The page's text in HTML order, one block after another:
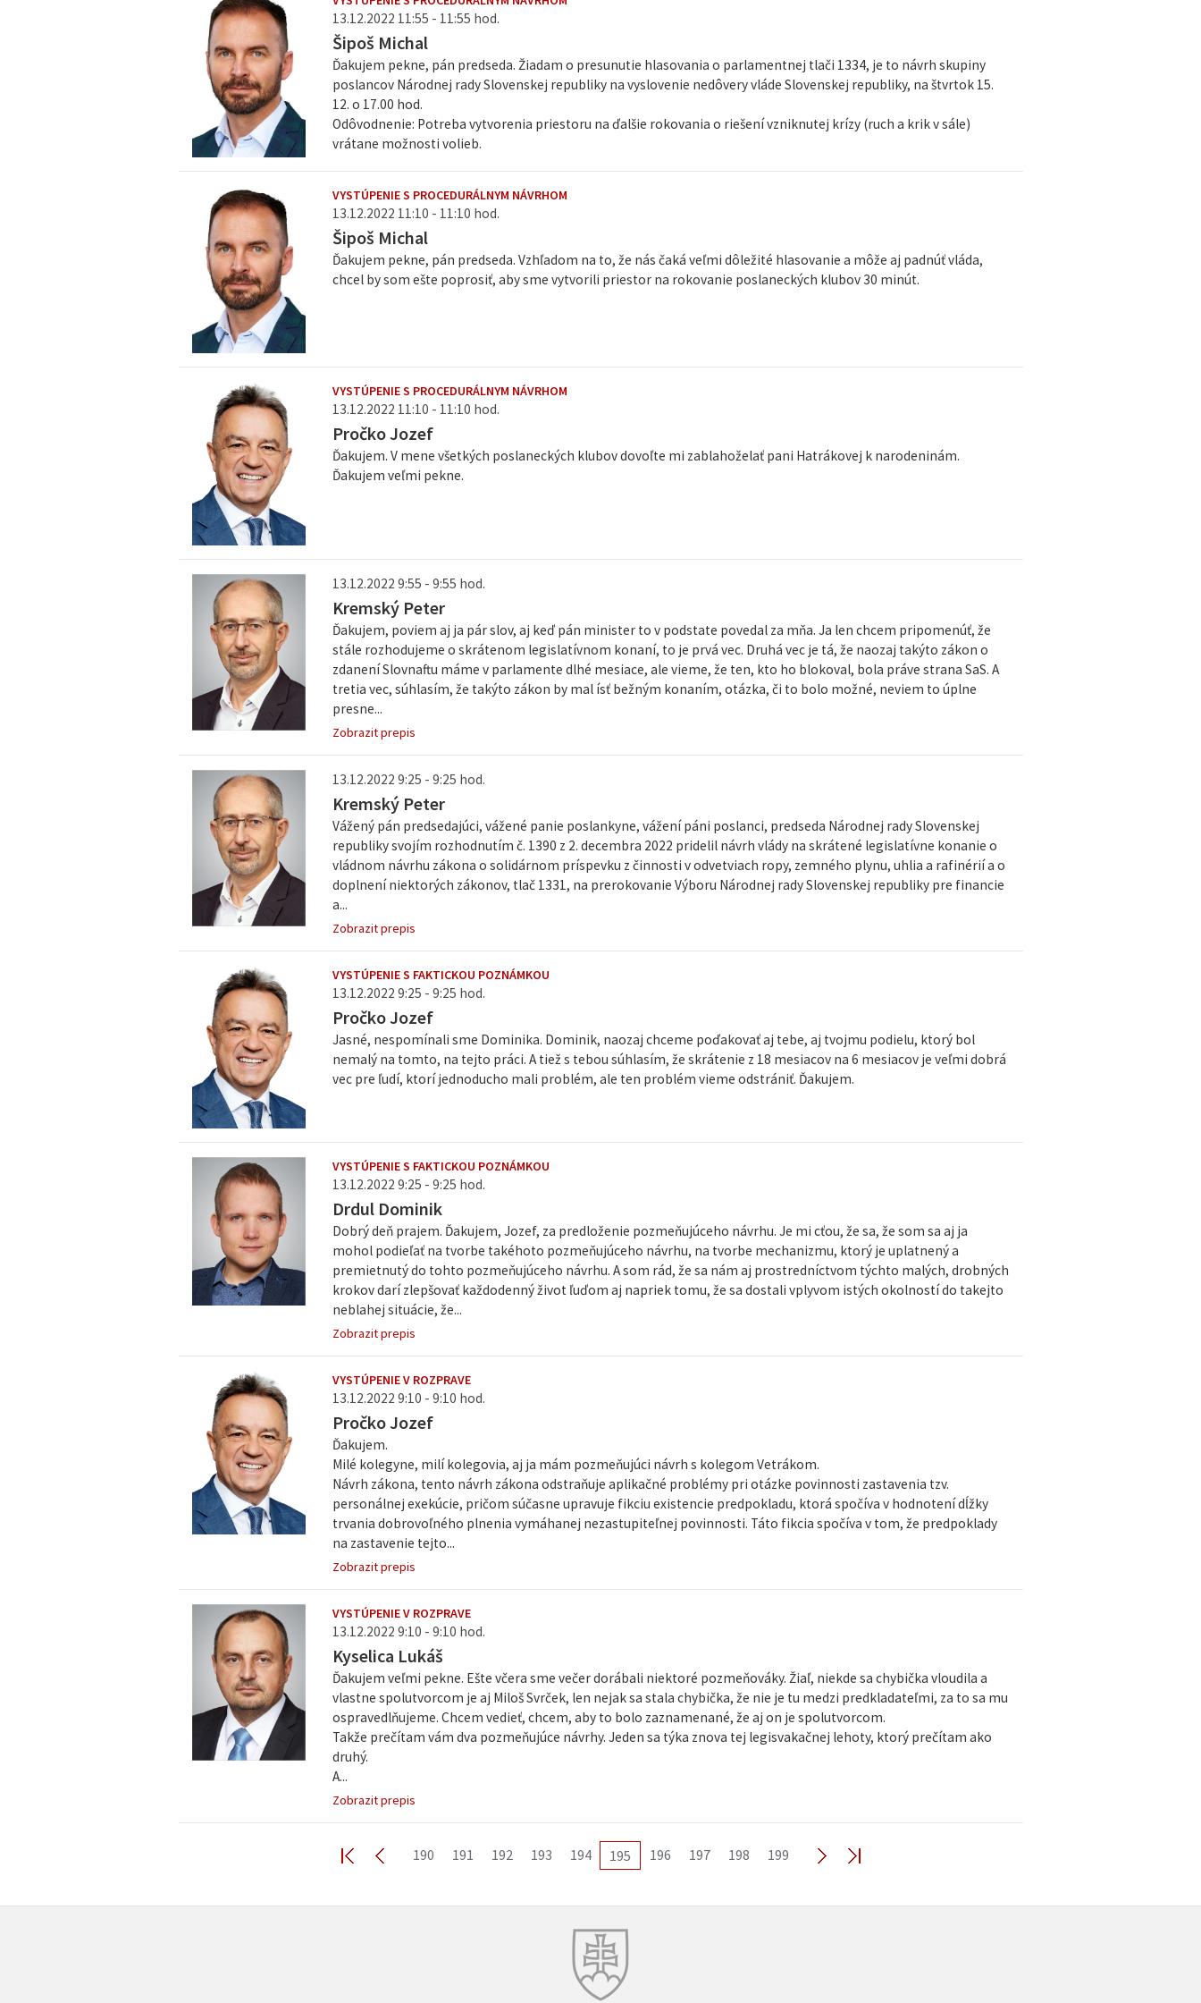
13.12.2022 11:55 - 11:55 hod.
Šipoš Michal
Ďakujem pekne, pán predseda. Žiadam o presunutie hlasovania o parlamentnej tlači 1334, je to návrh skupiny
poslancov Národnej rady Slovenskej republiky na vyslovenie nedôvery vláde Slovenskej republiky, na štvrtok 15.
12. o 17.00 hod.
Odôvodnenie: Potreba vytvorenia priestoru na ďalšie rokovania o riešení vzniknutej krízy (ruch a krik v sále)
vrátane možnosti volieb.
VYSTÚPENIE S PROCEDURÁLNYM NÁVRHOM
13.12.2022 11:10 - 11:10 hod.
Šipoš Michal
Ďakujem pekne, pán predseda. Vzhľadom na to, že nás čaká veľmi dôležité hlasovanie a môže aj padnúť vláda,
chcel by som ešte poprosiť, aby sme vytvorili priestor na rokovanie poslaneckých klubov 30 minút.
VYSTÚPENIE S PROCEDURÁLNYM NÁVRHOM
13.12.2022 11:10 - 11:10 hod.
Pročko Jozef
Ďakujem. V mene všetkých poslaneckých klubov dovoľte mi zablahoželať pani Hatrákovej k narodeninám.
Ďakujem veľmi pekne.
13.12.2022 9:55 - 9:55 hod.
Kremský Peter
Ďakujem, poviem aj ja pár slov, aj keď pán minister to v podstate povedal za mňa. Ja len chcem pripomenúť, že
stále rozhodujeme o skrátenom legislatívnom konaní, to je prvá vec. Druhá vec je tá, že naozaj takýto zákon o
zdanení Slovnaftu máme v parlamente dlhé mesiace, ale vieme, že ten, kto ho blokoval, bola práve strana SaS. A
tretia vec, súhlasím, že takýto zákon by mal ísť bežným konaním, otázka, či to bolo možné, neviem to úplne
presne...
Zobrazit prepis
13.12.2022 9:25 - 9:25 hod.
Kremský Peter
Vážený pán predsedajúci, vážené panie poslankyne, vážení páni poslanci, predseda Národnej rady Slovenskej
republiky svojím rozhodnutím č. 1390 z 2. decembra 2022 pridelil návrh vlády na skrátené legislatívne konanie o
vládnom návrhu zákona o solidárnom príspevku z činnosti v odvetviach ropy, zemného plynu, uhlia a rafinérií a o
doplnení niektorých zákonov, tlač 1331, na prerokovanie Výboru Národnej rady Slovenskej republiky pre financie
a...
Zobrazit prepis
VYSTÚPENIE S FAKTICKOU POZNÁMKOU
13.12.2022 9:25 - 9:25 hod.
Pročko Jozef
Jasné, nespomínali sme Dominika. Dominik, naozaj chceme poďakovať aj tebe, aj tvojmu podielu, ktorý bol
nemalý na tomto, na tejto práci. A tiež s tebou súhlasím, že skrátenie z 18 mesiacov na 6 mesiacov je veľmi dobrá
vec pre ľudí, ktorí jednoducho mali problém, ale ten problém vieme odstrániť. Ďakujem.
VYSTÚPENIE S FAKTICKOU POZNÁMKOU
13.12.2022 9:25 - 9:25 hod.
Drdul Dominik
Dobrý deň prajem. Ďakujem, Jozef, za predloženie pozmeňujúceho návrhu. Je mi cťou, že sa, že som sa aj ja
mohol podieľať na tvorbe takéhoto pozmeňujúceho návrhu, na tvorbe mechanizmu, ktorý je uplatnený a
premietnutý do tohto pozmeňujúceho návrhu. A som rád, že sa nám aj prostredníctvom týchto malých, drobných
krokov darí zlepšovať každodenný život ľuďom aj napriek tomu, že sa dostali vplyvom istých okolností do takejto
neblahej situácie, že...
Zobrazit prepis
VYSTÚPENIE V ROZPRAVE
13.12.2022 9:10 - 9:10 hod.
Pročko Jozef
Ďakujem.
Milé kolegyne, milí kolegovia, aj ja mám pozmeňujúci návrh s kolegom Vetrákom.
Návrh zákona, tento návrh zákona odstraňuje aplikačné problémy pri otázke povinnosti zastavenia tzv.
personálnej exekúcie, pričom súčasne upravuje fikciu existencie predpokladu, ktorá spočíva v hodnotení dĺžky
trvania dobrovoľného plnenia vymáhanej nezastupiteľnej povinnosti. Táto fikcia spočíva v tom, že predpoklady
na zastavenie tejto...
Zobrazit prepis
VYSTÚPENIE V ROZPRAVE
13.12.2022 9:10 - 9:10 hod.
Kyselica Lukáš
Ďakujem veľmi pekne. Ešte včera sme večer dorábali niektoré pozmeňováky. Žiaľ, niekde sa chybička vloudila a
vlastne spolutvorcom je aj Miloš Svrček, len nejak sa stala chybička, že nie je tu medzi predkladateľmi, za to sa mu
ospravedlňujeme. Chcem vedieť, chcem, aby to bolo zaznamenané, že aj on je spolutvorcom.
Takže prečítam vám dva pozmeňujúce návrhy. Jeden sa týka znova tej legisvakačnej lehoty, ktorý prečítam ako
druhý.
A...
Zobrazit prepis
190 191 192 193 194 195 196 197 198 199